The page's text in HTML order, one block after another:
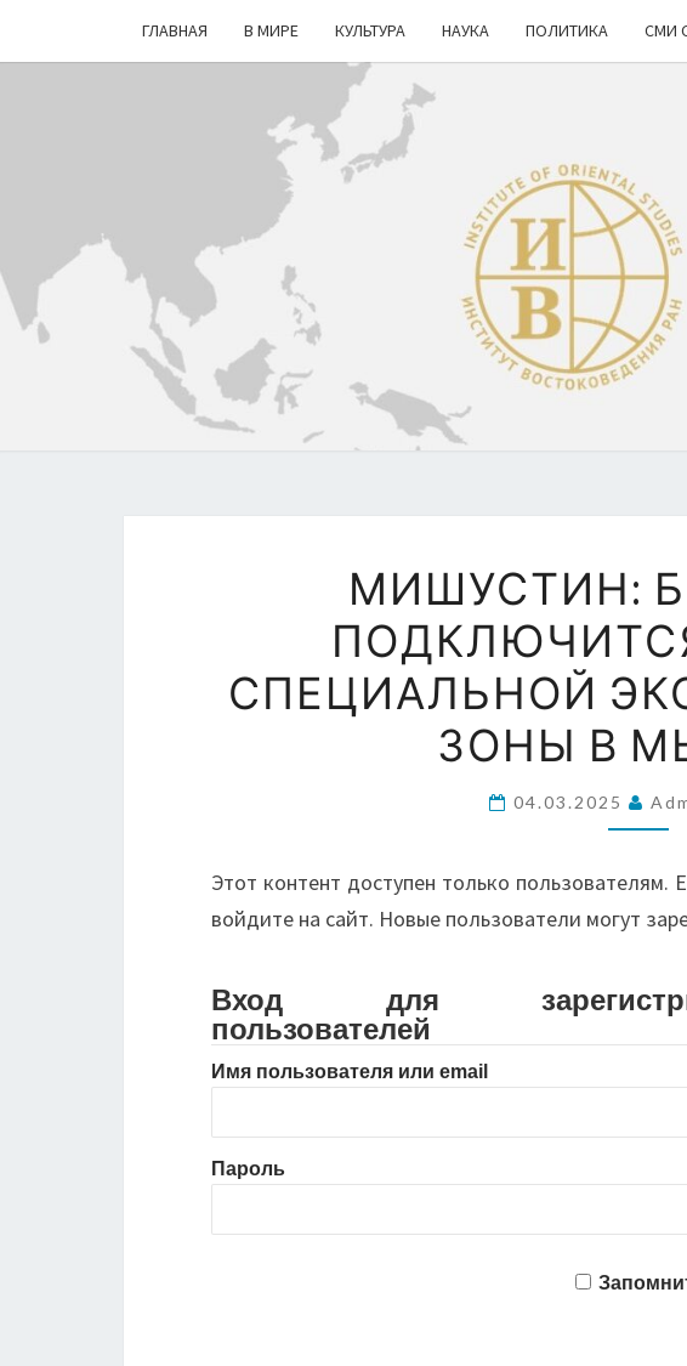
ГЛАВНАЯ В МИРЕ КУЛЬТУРА НАУКА ПОЛИТИКА СМИ
РФ
К
В
МИШУСТИН:
СПЕЦИАЛЬНОЙ
ЗОНЫ В
04.03.2025
Этот контент доступен только пользователям.
войдите на сайт. Новые пользователи могут
Вход для
пользователей
Имя пользователя или email
Пароль